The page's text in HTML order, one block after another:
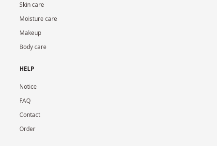
Skin care
Moisture care
Makeup
Body care
HELP
Notice
FAQ
Contact
Order